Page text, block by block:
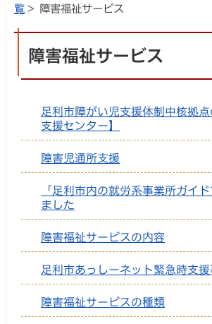
覧 > 障害福祉サービス
障害福祉サービス
足利市障がい児支援体制中核拠
支援センター】
障害児通所支援
「足利市内の就労系事業所ガイ
ました
障害福祉サービスの内容
足利市あっしーネット緊急時支援
障害福祉サービスの種類